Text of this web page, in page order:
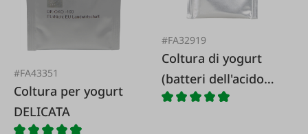
#FA43351
Coltura per yogurt
DELICATA
#FA32919
Coltura di yogurt
(batteri dell'acido
lattico)